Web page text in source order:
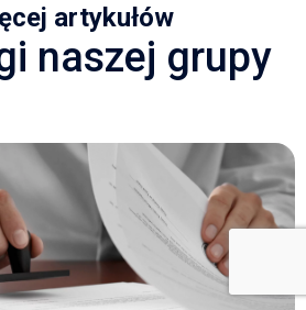
artykułów
naszej grupy